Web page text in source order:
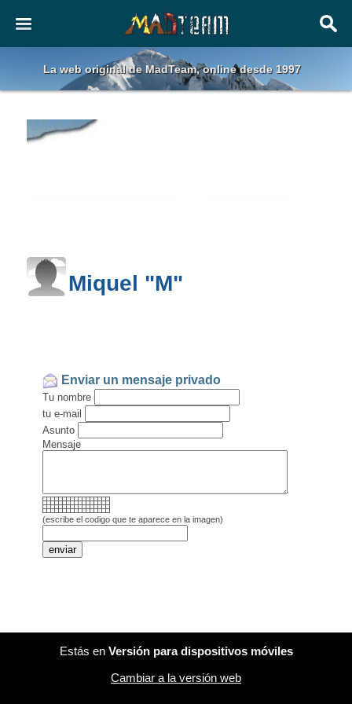
La web original de MadTeam, online desde 1997
Miquel "M"
Enviar un mensaje privado
Tu nombre
tu e-mail
Asunto
Mensaje
(escribe el codigo que te aparece en la imagen)
Estás en Versión para dispositivos móviles
Cambiar a la versión web